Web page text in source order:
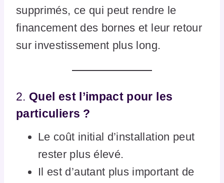
supprimés, ce qui peut rendre le
financement des bornes et leur retour
sur investissement plus long.
2. Quel est l’impact pour les
particuliers ?
Le coût initial d’installation peut
rester plus élevé.
Il est d’autant plus important de